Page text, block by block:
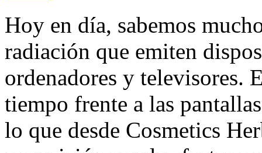
Hoy en día, sabemos
radiación que emiten
ordenadores y televisores.
tiempo frente a las
lo que desde Cosmetics